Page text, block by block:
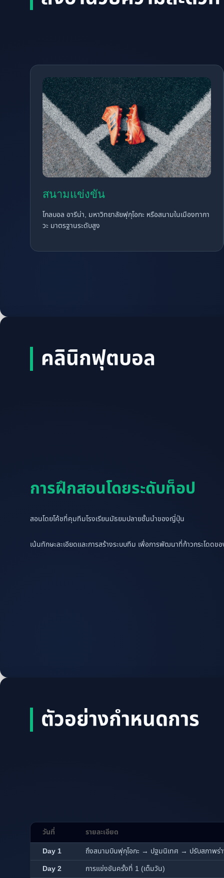
สนามแข่งขัน
โกลบอล อารีน่า, มหาวิทยาลัยฟุกุโอกะ หรือสนามในเมืองทากา
วะ มาตรฐานระดับสูง
คลินิกฟุตบอล
การฝึกสอนโดยระดับท็อป
สอนโดยโค้ชที่คุมทีมโรงเรียนมัธยมปลายชั้นนำของญี่ปุ่น
เน้นทักษะละเอียดและการสร้างระบบทีม เพื่อการพัฒนาที่ก้าวกระโดดขอ
ตัวอย่างกำหนดการ
วันที่
รายละเอียด
Day 1
ถึงสนามบินฟุกุโอกะ → ปฐมนิเทศ → ปรับสภาพร่
Day 2
การแข่งขันครั้งที่ 1 (เต็มวัน)